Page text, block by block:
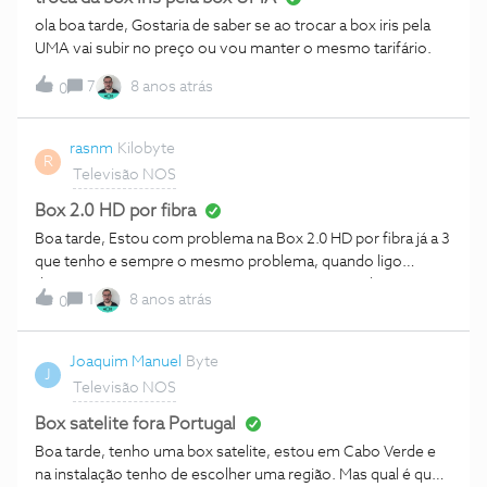
ola boa tarde, Gostaria de saber se ao trocar a box iris pela
UMA vai subir no preço ou vou manter o mesmo tarifário.
0 7 8 anos atrás
R
rasnm Kilobyte
Televisão NOS
Box 2.0 HD por fibra
Boa tarde, Estou com problema na Box 2.0 HD por fibra já a 3
que tenho e sempre o mesmo problema, quando ligo
demora mais ou menos 5 minutos a que responda o
comando também já foi trocado. Gostaria que me
resolvesse este assunto. Aguardo uma resposta da vossa
0 1 8 anos atrás
J
Joaquim Manuel
Byte
Televisão NOS
Box satelite fora Portugal
Boa tarde, tenho uma box satelite, estou em Cabo Verde e
na instalação tenho de escolher uma região. Mas qual é que